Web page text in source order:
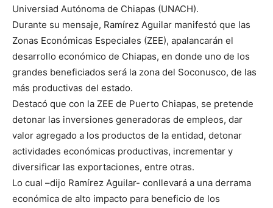
Universiad Autónoma de Chiapas (UNACH).
Durante su mensaje, Ramírez Aguilar manifestó que las
Zonas Económicas Especiales (ZEE), apalancarán el
desarrollo económico de Chiapas, en donde uno de los
grandes beneficiados será la zona del Soconusco, de las
más productivas del estado.
Destacó que con la ZEE de Puerto Chiapas, se pretende
detonar las inversiones generadoras de empleos, dar
valor agregado a los productos de la entidad, detonar
actividades económicas productivas, incrementar y
diversificar las exportaciones, entre otras.
Lo cual –dijo Ramírez Aguilar- conllevará a una derrama
económica de alto impacto para beneficio de los